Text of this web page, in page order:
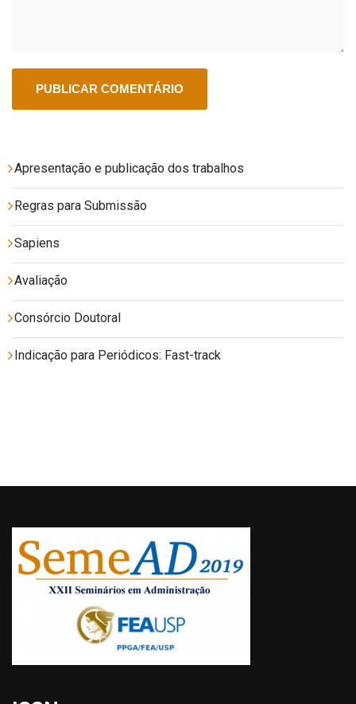
Apresentação e publicação dos trabalhos
Regras para Submissão
Sapiens
Avaliação
Consórcio Doutoral
Indicação para Periódicos: Fast-track